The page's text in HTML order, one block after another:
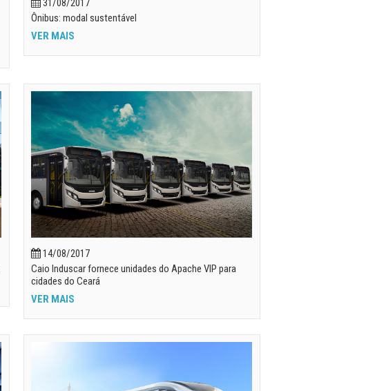
31/08/2017
Ônibus: modal sustentável
VER MAIS
14/08/2017
Caio Induscar fornece unidades do Apache VIP para
cidades do Ceará
VER MAIS